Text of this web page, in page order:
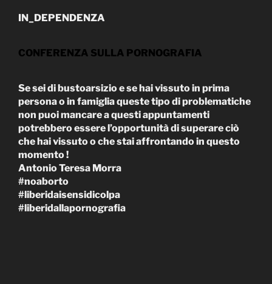
IN_DEPENDENZA
CONFERENZA SULLA PORNOGRAFIA
Se sei di bustoarsizio e se hai vissuto in prima
persona o in famiglia queste tipo di problematiche
non puoi mancare a questi appuntamenti
potrebbero essere l’opportunità di superare ciò
che hai vissuto o che stai affrontando in questo
momento !
Antonio Teresa Morra
#noaborto
#liberidaisensidicolpa
#liberidallapornografia